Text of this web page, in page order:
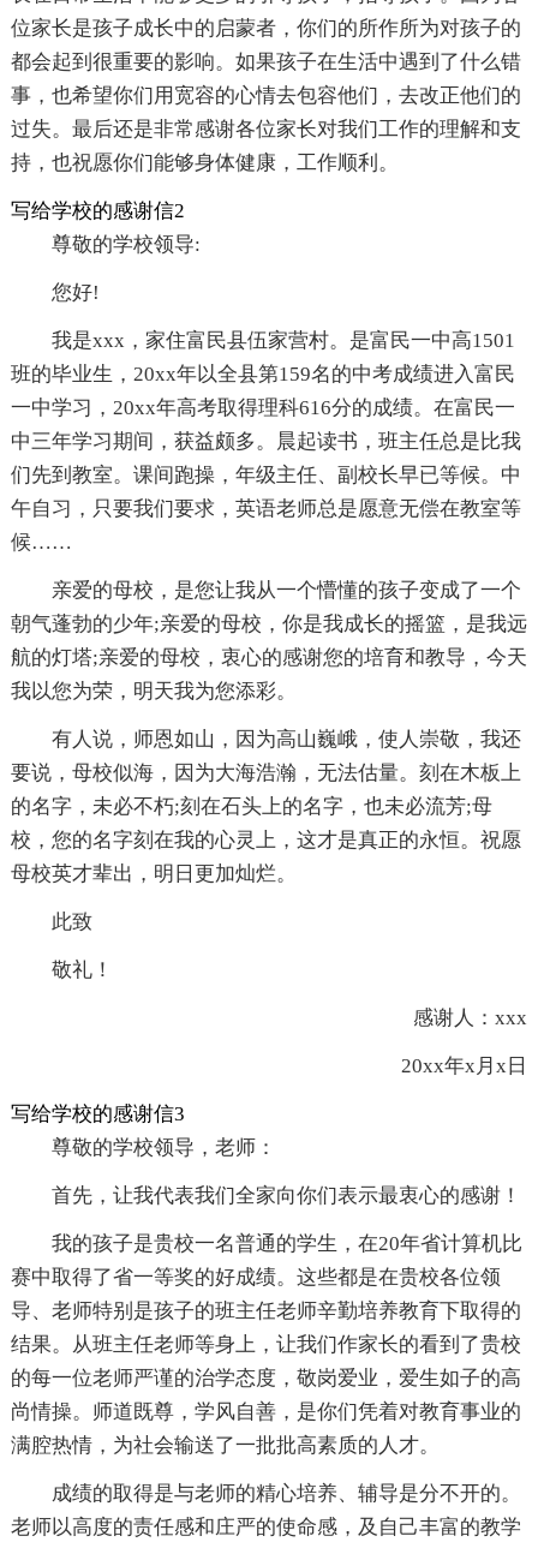
位家长是孩子成长中的启蒙者，你们的所作所为对孩子的
都会起到很重要的影响。如果孩子在生活中遇到了什么错
事，也希望你们用宽容的心情去包容他们，去改正他们的
过失。最后还是非常感谢各位家长对我们工作的理解和支
持，也祝愿你们能够身体健康，工作顺利。
写给学校的感谢信2
尊敬的学校领导:
您好!
我是xxx，家住富民县伍家营村。是富民一中高1501
班的毕业生，20xx年以全县第159名的中考成绩进入富民
一中学习，20xx年高考取得理科616分的成绩。在富民一
中三年学习期间，获益颇多。晨起读书，班主任总是比我
们先到教室。课间跑操，年级主任、副校长早已等候。中
午自习，只要我们要求，英语老师总是愿意无偿在教室等
候……
亲爱的母校，是您让我从一个懵懂的孩子变成了一个
朝气蓬勃的少年;亲爱的母校，你是我成长的摇篮，是我远
航的灯塔;亲爱的母校，衷心的感谢您的培育和教导，今天
我以您为荣，明天我为您添彩。
有人说，师恩如山，因为高山巍峨，使人崇敬，我还
要说，母校似海，因为大海浩瀚，无法估量。刻在木板上
的名字，未必不朽;刻在石头上的名字，也未必流芳;母
校，您的名字刻在我的心灵上，这才是真正的永恒。祝愿
母校英才辈出，明日更加灿烂。
此致
敬礼！
感谢人：xxx
20xx年x月x日
写给学校的感谢信3
尊敬的学校领导，老师：
首先，让我代表我们全家向你们表示最衷心的感谢！
我的孩子是贵校一名普通的学生，在20年省计算机比
赛中取得了省一等奖的好成绩。这些都是在贵校各位领
导、老师特别是孩子的班主任老师辛勤培养教育下取得的
结果。从班主任老师等身上，让我们作家长的看到了贵校
的每一位老师严谨的治学态度，敬岗爱业，爱生如子的高
尚情操。师道既尊，学风自善，是你们凭着对教育事业的
满腔热情，为社会输送了一批批高素质的人才。
成绩的取得是与老师的精心培养、辅导是分不开的。
老师以高度的责任感和庄严的使命感，及自己丰富的教学